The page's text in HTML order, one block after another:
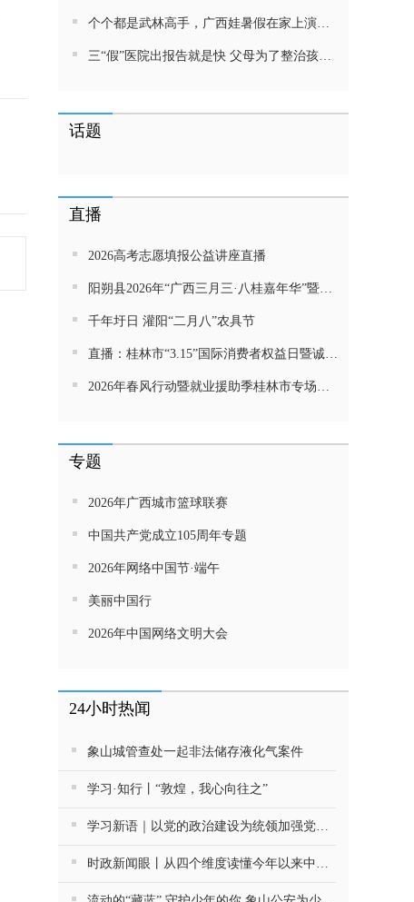
个个都是武林高手，广西娃暑假在家上演武侠片，80后90后:以前我们也这样玩
三“假”医院出报告就是快 父母为了整治孩子少吃零食想尽了办法 网友：“又有”笑死我了
话题
直播
2026高考志愿填报公益讲座直播
阳朔县2026年“广西三月三·八桂嘉年华”暨金龙巡游活动直播
千年圩日 灌阳“二月八”农具节
直播：桂林市“3.15”国际消费者权益日暨诚信教育主题活动网民面对面活动
2026年春风行动暨就业援助季桂林市专场招聘活动直播带岗
专题
2026年广西城市篮球联赛
中国共产党成立105周年专题
2026年网络中国节·端午
美丽中国行
2026年中国网络文明大会
24小时热闻
象山城管查处一起非法储存液化气案件
学习·知行丨“敦煌，我心向往之”
学习新语｜以党的政治建设为统领加强党的各方面建设
时政新闻眼丨从四个维度读懂今年以来中国元首外交